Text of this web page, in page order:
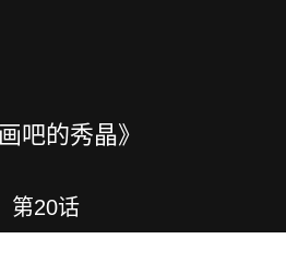
吧的秀晶》
第20话